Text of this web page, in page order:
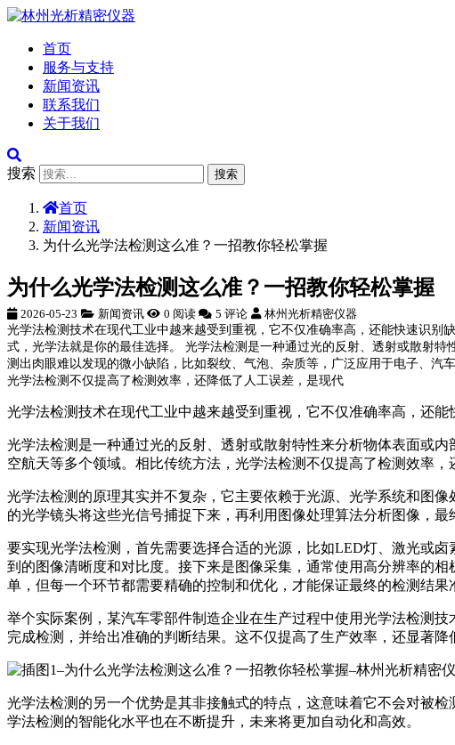
首页
服务与支持
新闻资讯
联系我们
关于我们
搜索 搜索
首页
新闻资讯
为什么光学法检测这么准？一招教你轻松掌握
为什么光学法检测这么准？一招教你轻松掌握
2026-05-23 新闻资讯 0 阅读 5 评论 林州光析精密仪器
光学法检测技术在现代工业中越来越受到重视，它不仅准确率高，还能快速识别
式，光学法就是你的最佳选择。 光学法检测是一种通过光的反射、透射或散射特
测出肉眼难以发现的微小缺陷，比如裂纹、气泡、杂质等，广泛应用于电子、汽
光学法检测不仅提高了检测效率，还降低了人工误差，是现代
光学法检测技术在现代工业中越来越受到重视，它不仅准确率高，还
光学法检测是一种通过光的反射、透射或散射特性来分析物体表面或
空航天等多个领域。相比传统方法，光学法检测不仅提高了检测效率
光学法检测的原理其实并不复杂，它主要依赖于光源、光学系统和图
的光学镜头将这些光信号捕捉下来，再利用图像处理算法分析图像，
要实现光学法检测，首先需要选择合适的光源，比如LED灯、激光或
到的图像清晰度和对比度。接下来是图像采集，通常使用高分辨率的
单，但每一个环节都需要精确的控制和优化，才能保证最终的检测结果
举个实际案例，某汽车零部件制造企业在生产过程中使用光学法检测
完成检测，并给出准确的判断结果。这不仅提高了生产效率，还显著降
光学法检测的另一个优势是其非接触式的特点，这意味着它不会对被
学法检测的智能化水平也在不断提升，未来将更加自动化和高效。